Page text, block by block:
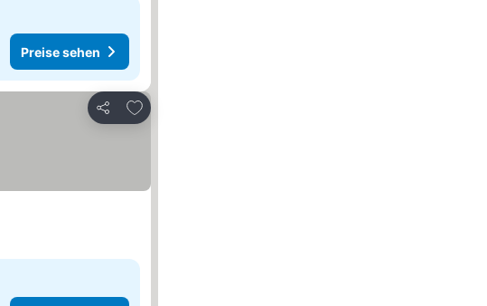
Preise sehen
Teilen
Zu Favoriten hinzufügen